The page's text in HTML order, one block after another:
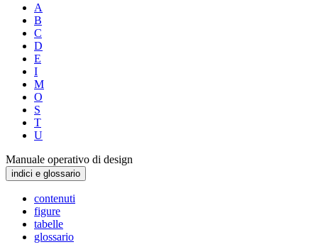
A
B
C
D
E
I
M
O
S
T
U
Manuale operativo di design
indici e glossario
contenuti
figure
tabelle
glossario